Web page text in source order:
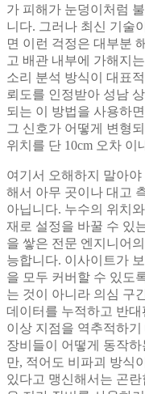
가 피해가 눈덩이처럼
니다. 그러나 최신 기술
면 이런 걱정은 대부분
고 배관 내부에 가해지
소리 분석 방식이 대표
뢰도를 인정받아 성남
되는 이 방법을 사용하
그 신호가 어떻게 변형
위치를 단 10cm 오차 이
여기서 오해하지 말아
해서 아무 곳이나 대고
아닙니다. 누수의 위치
재로 설정을 바꿀 수 있
을 쌓은 전문 엔지니어
능합니다. 이사이트가
을 모두 커버할 수 있도
는 것이 아니라 의심 구
데이터를 누적하고 반
이상 지점을 역추적하기
장비들이 어떻게 동작
만, 적어도 비파괴 방식
있다고 맹신해서는 곤